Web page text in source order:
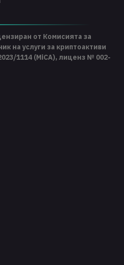
от Комисията за
на услуги за криптоактиви
1114 (MiCA), лиценз № 002-